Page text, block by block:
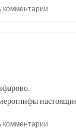
комментарии
комментарии